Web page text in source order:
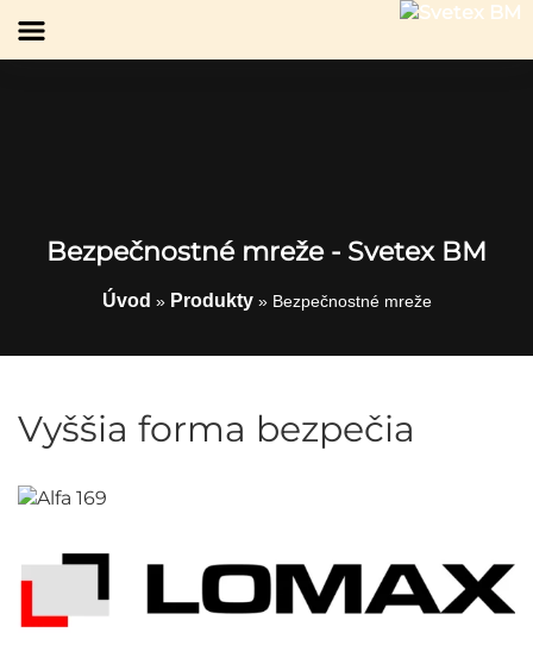
Bezpečnostné mreže - Svetex BM
Úvod » Produkty» Bezpečnostné mreže
Vyššia forma bezpečia